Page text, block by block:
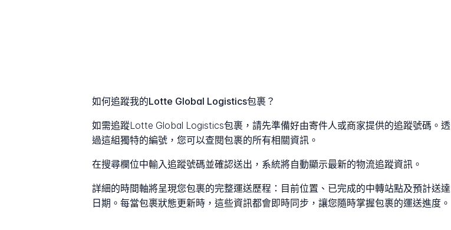
如何追蹤我的Lotte Global Logistics包裹？
如需追蹤Lotte Global Logistics包裹，請先準備好由寄件人或商家提供的追蹤號碼。透
過這組獨特的編號，您可以查閱包裹的所有相關資訊。
在搜尋欄位中輸入追蹤號碼並確認送出，系統將自動顯示最新的物流追蹤資訊。
詳細的時間軸將呈現您包裹的完整運送歷程：目前位置、已完成的中轉站點及預計送達
日期。每當包裹狀態更新時，這些資訊都會即時同步，讓您隨時掌握包裹的運送進度。